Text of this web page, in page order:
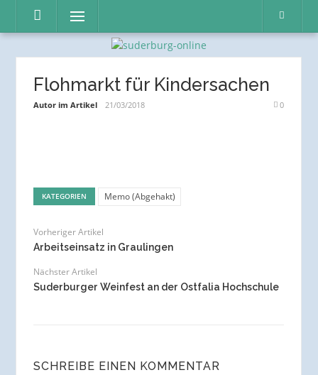
Inhalt
Menü
Flohmarkt für Kindersachen
Autor im Artikel 21/03/2018 0
KATEGORIEN Memo (Abgehakt)
Vorheriger Artikel
Arbeitseinsatz in Graulingen
Nächster Artikel
Suderburger Weinfest an der Ostfalia Hochschule
SCHREIBE EINEN KOMMENTAR